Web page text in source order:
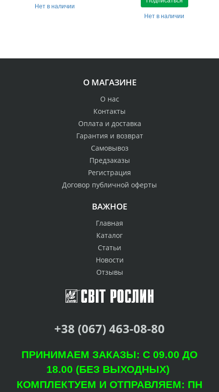
Нет в наличии
Нет в наличии
О МАГАЗИНЕ
О нас
Контакты
Оплата и доставка
Гарантия и возврат
Самовывоз
Предзаказы
Регистрация
Договор публичной оферты
ВАЖНОЕ
Главная
Каталог
Статьи
Новости
Отзывы
+38 (067) 463-08-80
ПРИНИМАЕМ ЗАКАЗЫ: С 09.00 ДО
18.00 (БЕЗ ВЫХОДНЫХ)
КОМПЛЕКТУЕМ И ОТПРАВЛЯЕМ: ПН